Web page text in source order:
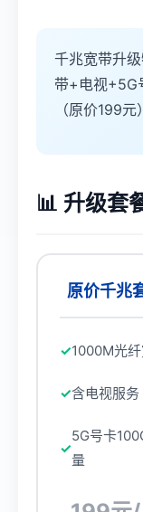
千兆宽带升
带+电视+5G
（原价199
📊 升级套
原价千兆
1000M光
含电视服务
5G号卡
量